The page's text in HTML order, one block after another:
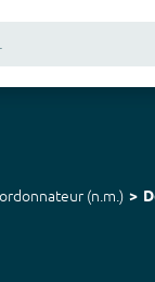
ordonnateur (n.m. )